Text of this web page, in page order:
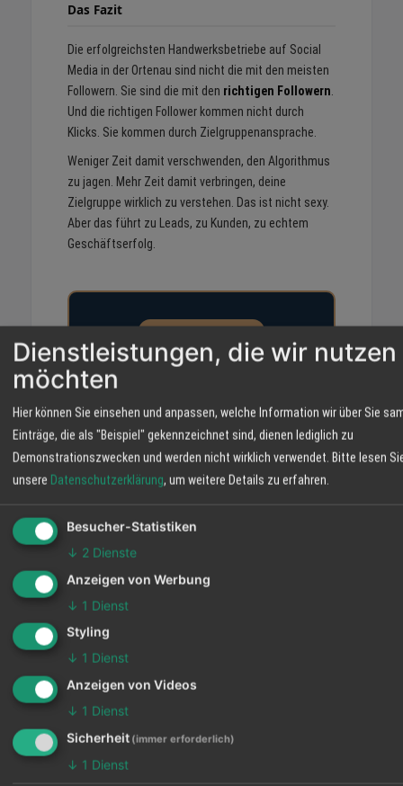
Das Fazit
Die erfolgreichsten Handwerksbetriebe auf Social
Media in der Ortenau sind nicht die mit den meisten
Followern. Sie sind die mit den richtigen Followern
Und die richtigen Follower kommen nicht durch
Klicks. Sie kommen durch Zielgruppenansprache.
Weniger Zeit damit verschwenden, den Algorithmus
zu jagen. Mehr Zeit damit verbringen, deine
Zielgruppe wirklich zu verstehen. Das ist nicht sexy.
Aber das führt zu Leads, zu Kunden, zu echtem
Geschäftserfolg.
Von der Theorie zur Praxis: Der
Hook-Generator macht es konkret
Du weißt jetzt, was funktioniert. Aber wie schreibst du den
perfekten Hook für deine Zielgruppe in der Ortenau? Der KI-
Hook-Generatorvon DARVISmedia liefert dir sofort drei
maßgeschneiderte Hook-Typen (Emotions-Hook, Statement-
Komplett kostenlos – und bleibt es auch.Kein Abo,
Jetzt kostenlosen Zugang sichern
der Ortenau nicht das Wichtigste?
Klicks allein sagen wenig über den Erfolg deines Beitrags aus.
Dienstleistungen, die wir nutzen
möchten
Hier können Sie einsehen und anpassen, welche Information wir über Sie
Einträge, die als "Beispiel" gekennzeichnet sind, dienen lediglich zu
Demonstrationszwecken und werden nicht wirklich verwendet. Bitte lesen
unsere Datenschutzerklärung, um weitere Details zu erfahren.
Besucher-Statistiken
↓ 2 Dienste
Anzeigen von Werbung
↓ 1 Dienst
Styling
↓ 1 Dienst
Anzeigen von Videos
↓ 1 Dienst
Sicherheit (immer erforderlich)
↓ 1 Dienst